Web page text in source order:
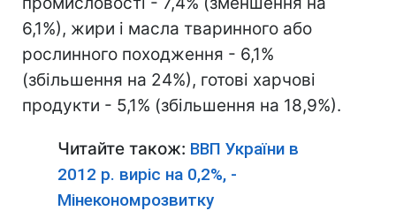
6,1%), жири і масла тваринного або
рослинного походження - 6,1%
(збільшення на 24%), готові харчові
продукти - 5,1% (збільшення на 18,9%).
Читайте також: ВВП України в
2012 р. виріс на 0,2%, -
Мінекономрозвитку